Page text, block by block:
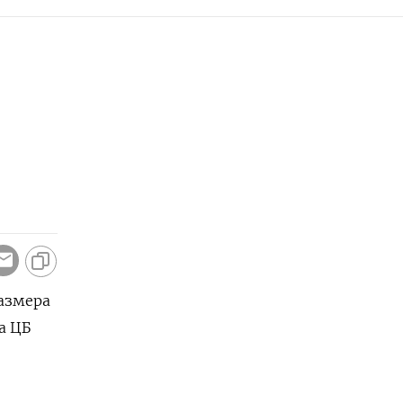
ЦБ